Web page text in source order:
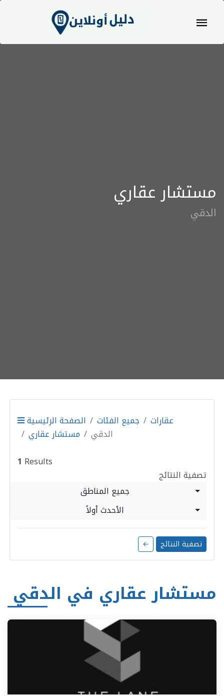
مستشار عقاري
الدقي
الصفحة الرئيسية جميع الفئات
عقارات
مستشار عقاري
الدقي
1 Results
تصفية النتائج
جميع المناطق
الأحدث أولاً
← تصفية النتائج
مستشار عقاري في الدقي